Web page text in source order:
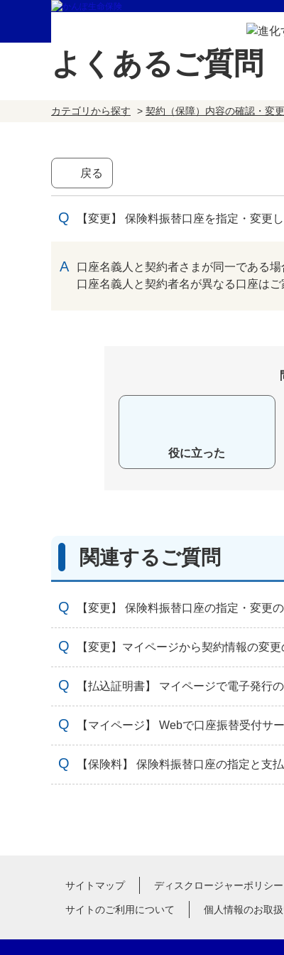
よくあるご質問
カテゴリから探す > 契約（保障）内容の確認・変更
戻る
【変更】 保険料振替口座を指定・変更
口座名義人と契約者さまが同一である場
口座名義人と契約者名が異なる口座は
役に立った
関連するご質問
【変更】 保険料振替口座の指定・変更
【変更】マイページから契約情報の変
【払込証明書】 マイページで電子発行
【マイページ】 Webで口座振替受付サ
【保険料】 保険料振替口座の指定と支
サイトマップ ディスクロージャーポリシー
サイトのご利用について 個人情報のお取